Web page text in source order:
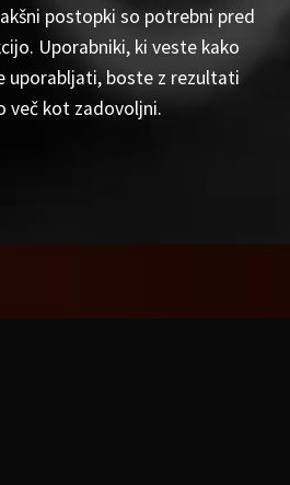
postopki so potrebni pred
Uporabniki, ki veste kako
uporabljati, boste z rezultati
več kot zadovoljni.